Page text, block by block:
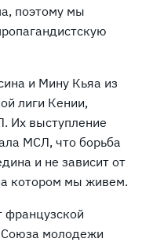
поэтому мы
и Мину Кьяа из
лиги Кении,
Их выступление
МСЛ, что борьба
и не зависит от
котором мы живем.
французской
молодежи